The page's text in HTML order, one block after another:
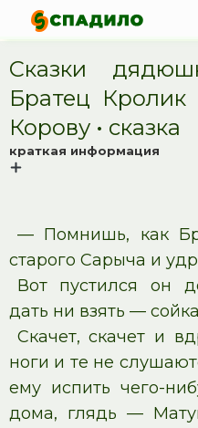
Сказки
Братец
Корову • cказка
краткая информация
— Помнишь, как
старого Сарыча и
Вот пустился он
дать ни взять —
Скачет, скачет и
ноги и те не
ему испить чего-
дома, глядь —